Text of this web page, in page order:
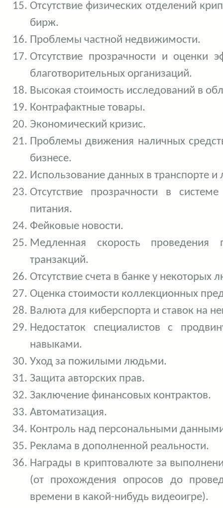
Отсутствие физических отделений
бирж.
Проблемы частной недвижимости.
Отсутствие прозрачности и оценки
благотворительных организаций.
Высокая стоимость исследований в
Контрафактные товары.
Экономический кризис.
Проблемы движения наличных
бизнесе.
Использование данных в транспорте и
Отсутствие прозрачности в
питания.
Фейковые новости.
Медленная скорость проведения
транзакций.
Отсутствие счета в банке у некоторых
Оценка стоимости коллекционных
Валюта для киберспорта и ставок на
Недостаток специалистов с
навыками.
Уход за пожилыми людьми.
Защита авторских прав.
Заключение финансовых контрактов.
Автоматизация.
Контроль над персональными
Реклама в дополненной реальности.
Награды в криптовалюте за
(от прохождения опросов до
времени в какой-нибудь видеоигре).